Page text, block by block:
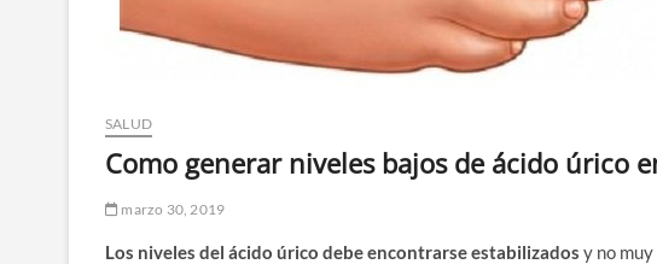
SALUD
Como generar niveles bajos de ácido úrico
marzo 30, 2019
Los niveles del ácido úrico debe encontrarse estabilizados y no